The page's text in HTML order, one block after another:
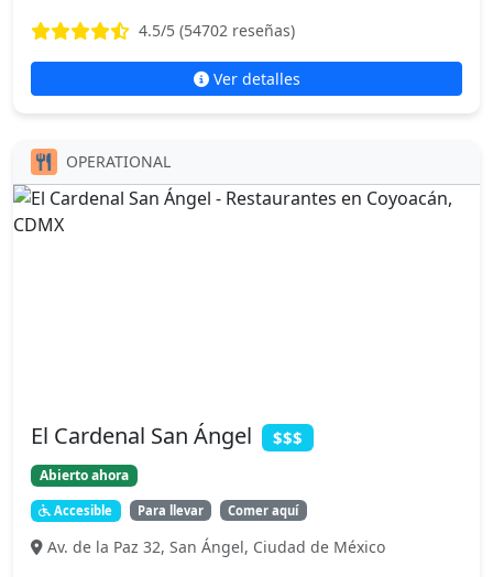
4.5/5 (54702 reseñas)
Ver detalles
OPERATIONAL
El Cardenal San Ángel $$$
Abierto ahora
Accesible Para llevar Comer aquí
Av. de la Paz 32, San Ángel, Ciudad de México